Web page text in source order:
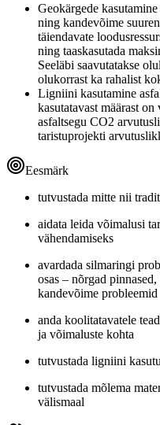
Geokärgede
ning kandevõime
täiendavate
ning taaskasutada
Seeläbi saavutatakse
olukorrast ka rahalist
Ligniini kasutamine
kasutatavast määrast
asfaltsegu CO2
taristuprojekti
Eesmärk
tutvustada mitte nii
aidata leida võimalusi
vähendamiseks
avardada silmaringi
osas – nõrgad
kandevõime probleemid
anda koolitatavatele
ja võimaluste kohta
tutvustada ligniini
tutvustada mõlema
välismaal